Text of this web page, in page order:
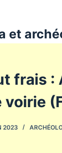
et
frais :
voirie
2023